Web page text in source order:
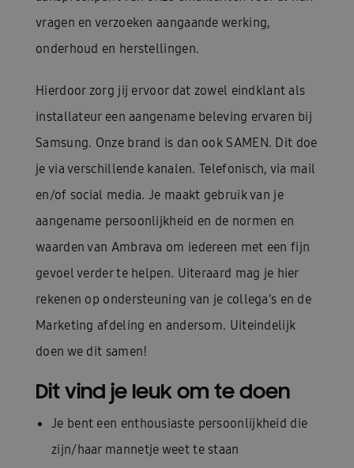
vragen en verzoeken aangaande werking,
onderhoud en herstellingen.
Hierdoor zorg jij ervoor dat zowel eindklant als
installateur een aangename beleving ervaren bij
Samsung. Onze brand is dan ook SAMEN. Dit doe
je via verschillende kanalen. Telefonisch, via mail
en/of social media. Je maakt gebruik van je
aangename persoonlijkheid en de normen en
waarden van Ambrava om iedereen met een fijn
gevoel verder te helpen. Uiteraard mag je hier
rekenen op ondersteuning van je collega’s en de
Marketing afdeling en andersom. Uiteindelijk
doen we dit samen!
Dit vind je leuk om te doen
Je bent een enthousiaste persoonlijkheid die
zijn/haar mannetje weet te staan